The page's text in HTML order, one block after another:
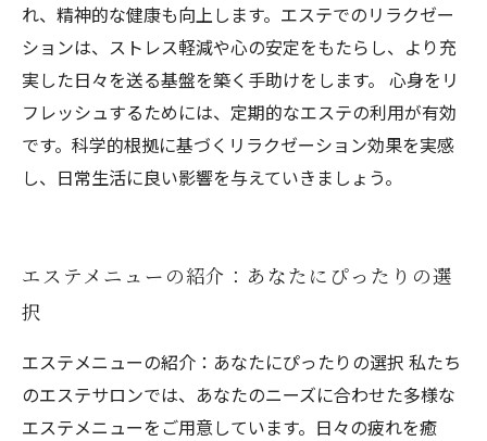
れ、精神的な健康も向上します。エステでのリラクゼー
ションは、ストレス軽減や心の安定をもたらし、より充
実した日々を送る基盤を築く手助けをします。 心身をリ
フレッシュするためには、定期的なエステの利用が有効
です。科学的根拠に基づくリラクゼーション効果を実感
し、日常生活に良い影響を与えていきましょう。
エステメニューの紹介：あなたにぴったりの選
択
エステメニューの紹介：あなたにぴったりの選択 私たち
のエステサロンでは、あなたのニーズに合わせた多様な
エステメニューをご用意しています。日々の疲れを癒